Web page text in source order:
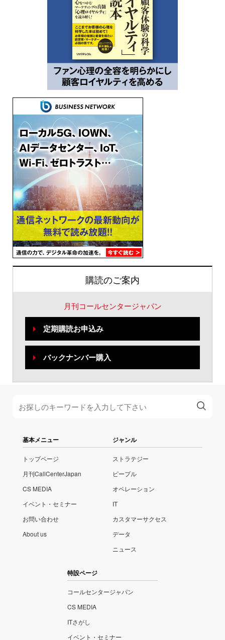
購読のご案内
月刊コールセンタージャパン
定期購読お申込み
バックナンバー購入
基本メニュー
トップページ
月刊CallCenterJapan
CS MEDIA
イベント・セミナー
お問い合わせ
About us
ジャンル
ストラテジー
ピープル
オペレーション
IT
カスタマーサクセス
データ
ニュース
特設ページ
コールセンタージャパン
CS MEDIA
ITさがし
イベント・セミナー